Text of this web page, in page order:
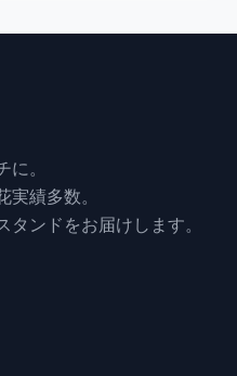
に。
実績多数。
ンドをお届けします。